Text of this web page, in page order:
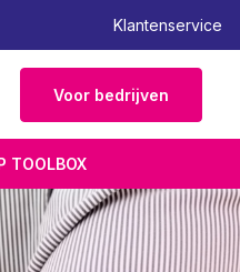
Wetenschappelijk onderbouwd
Klantenservice
Voor bedrijven
TOOLBOX